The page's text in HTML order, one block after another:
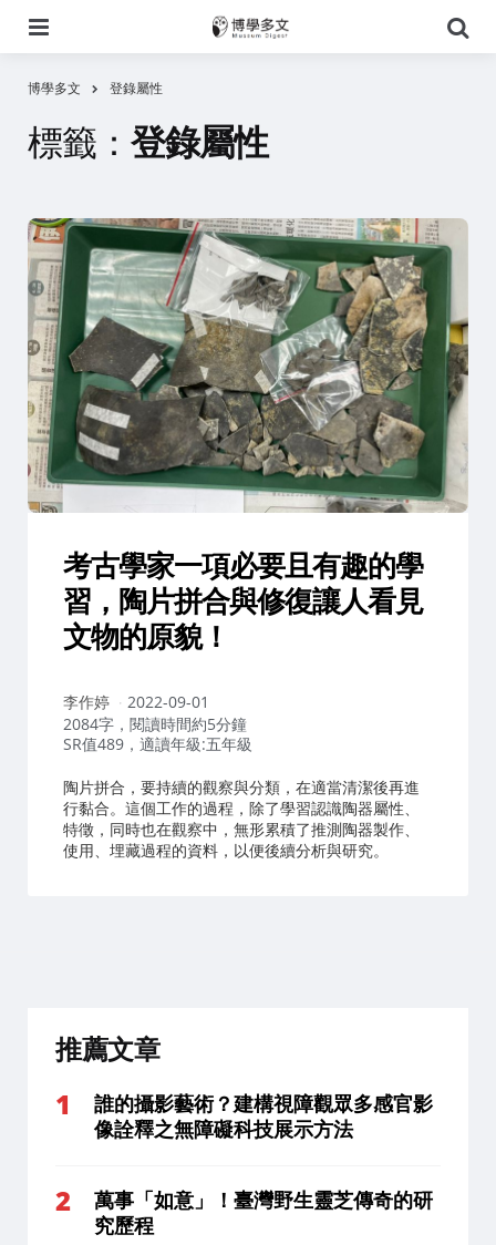
尋
博學多文 登錄屬性
標籤： 登錄屬性
考古學家一項必要且有趣的學
習，陶片拼合與修復讓人看見
文物的原貌！
作
者：
李作婷
2022-09-01
2084字，閱讀時間約5分鐘
SR值489，適讀年級:五年級
陶片拼合，要持續的觀察與分類，在適當清潔後再進
行黏合。這個工作的過程，除了學習認識陶器屬性、
特徵，同時也在觀察中，無形累積了推測陶器製作、
使用、埋藏過程的資料，以便後續分析與研究。
推薦文章
誰的攝影藝術？建構視障觀眾多感官影
像詮釋之無障礙科技展示方法
萬事「如意」！臺灣野生靈芝傳奇的研
究歷程